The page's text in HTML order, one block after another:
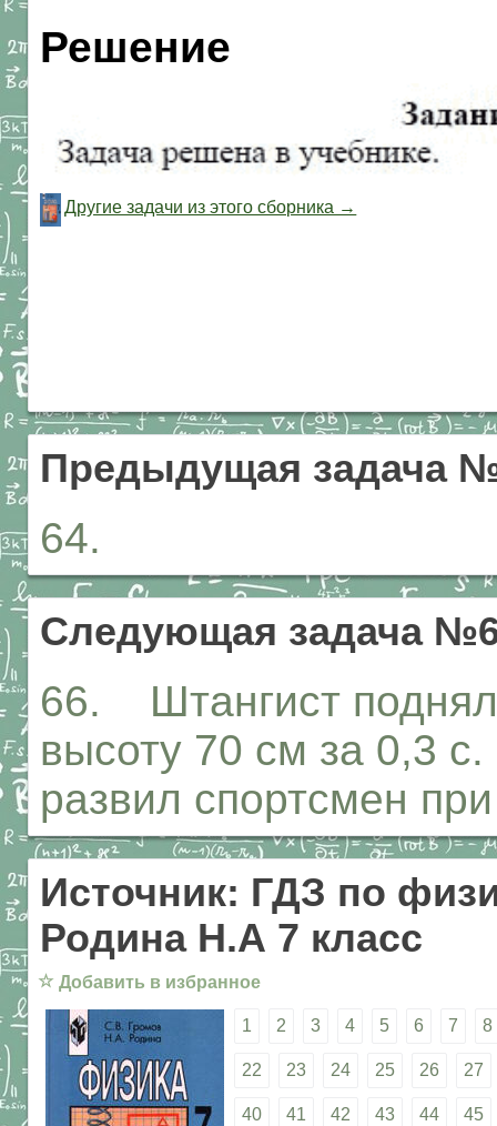
Решение
Другие задачи из этого сборника →
Предыдущая задача
64.
Следующая задача
66. Штангист поднял
высоту 70 см за 0,3
развил спортсмен
Источник: ГДЗ по
Родина Н.А 7 класс
☆ Добавить в избранное
1 2 3 4 5 6 7 8
22 23 24 25 26 27
40 41 42 43 44 45